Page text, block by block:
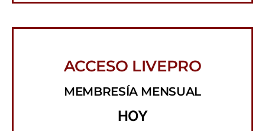
ACCESO LIVEPRO
MEMBRESÍA MENSUAL
HOY